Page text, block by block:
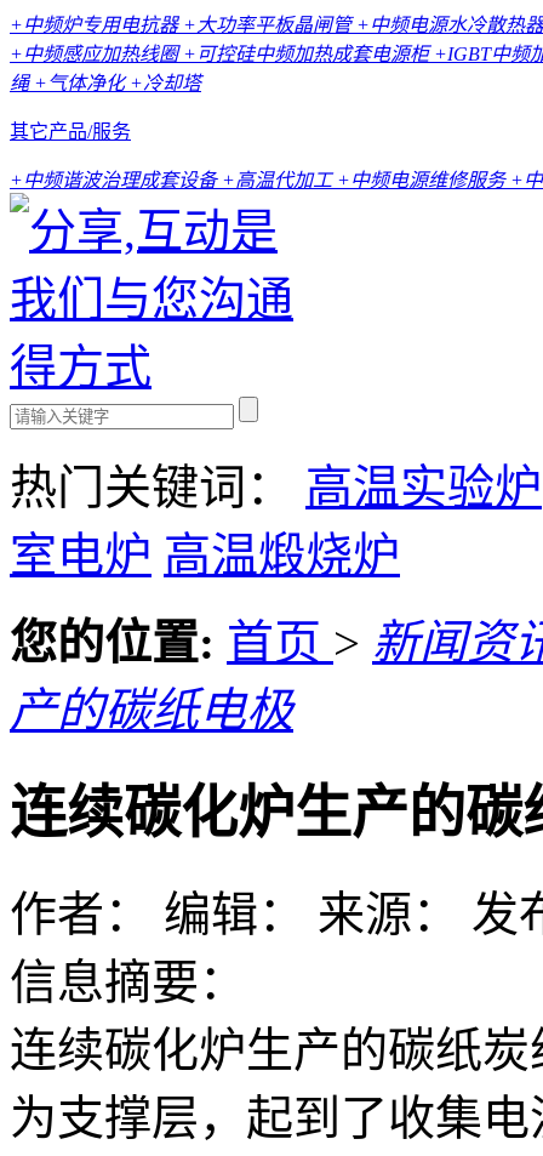
+中频炉专用电抗器 +大功率平板晶闸管+中频电源水冷散热
+中频感应加热线圈+可控硅中频加热成套电源柜+IGBT中频
绳 +气体净化+冷却塔
其它产品/服务
+中频谐波治理成套设备 +高温代加工+中频电源维修服务 +
热门关键词： 高温实验炉
室电炉 高温煅烧炉
您的位置: 首页 > 新闻资
产的碳纸电极
连续碳化炉生产的碳
作者： 编辑： 来源： 发
信息摘要：
连续碳化炉生产的碳纸
为支撑层，起到了收集